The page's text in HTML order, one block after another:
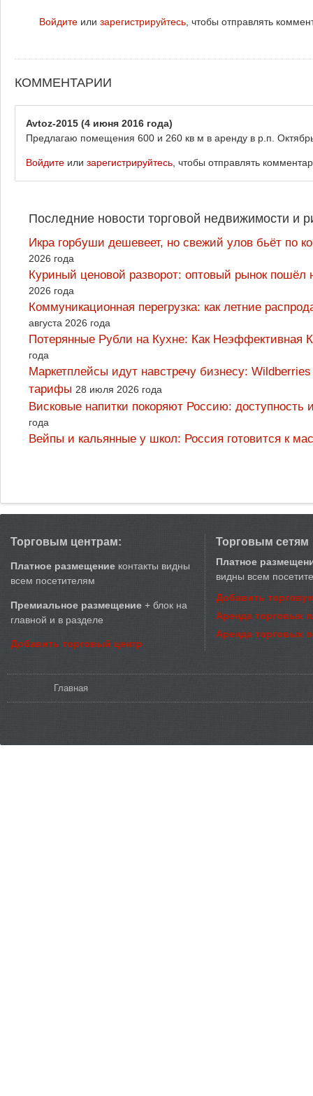
Войдите или зарегистрируйтесь, чтобы отправлять
КОММЕНТАРИИ
Avtoz-2015 (4 июня 2016 года)
Предлагаю помещения 600 и 260 кв м в аренду в р.п.
Войдите или зарегистрируйтесь , чтобы отправлять
Последние новости торговой недвижимости и
Икра горбуши дешевеет, но свежий улов бьёт по
2026 года
Куриный ценовой разворот: оптовый рынок
2026 года
Коммуникационная перегрузка: как летние
августа 2026 года
Потерянные Рубли на Кухне: Как
года
Маркетплейсы идут навстречу бизнесу:
тарифы 28 июля 2026 года
Висковые напитки покоряют Россию:
года
Вейпы и кальянные у школ: Россия готовится к
Торговым центрам:
Платное размещение контакты видны
всем посетителям
Премиальное размещение + блок на
главной и в разделе
Добавить торговый центр
Торговым сетям
Платное
видны всем
Добавить
Аренда торговых
Аренда торговых
Главная